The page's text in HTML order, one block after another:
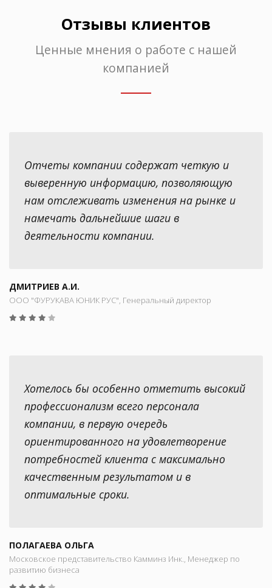
Отзывы клиентов
Ценные мнения о работе с нашей
компанией
Отчеты компании содержат четкую и
выверенную информацию, позволяющую
нам отслеживать изменения на рынке и
намечать дальнейшие шаги в
деятельности компании.
ДМИТРИЕВ А.И.
ООО "ФУРУКАВА ЮНИК РУС", Генеральный директор
Хотелось бы особенно отметить высокий
профессионализм всего персонала
компании, в первую очередь
ориентированного на удовлетворение
потребностей клиента с максимально
качественным результатом и в
оптимальные сроки.
ПОЛАГАЕВА ОЛЬГА
Московское представительство Камминз Инк., Менеджер по
развитию бизнеса